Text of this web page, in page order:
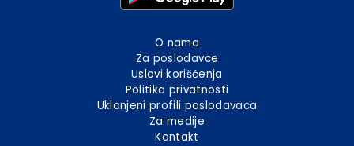
O nama
Za poslodavce
Uslovi korišćenja
Politika privatnosti
Uklonjeni profili poslodavaca
Za medije
Kontakt